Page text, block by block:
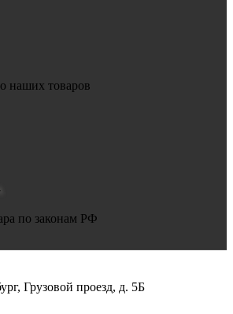
наших товаров
по законам РФ
Грузовой проезд, д. 5Б